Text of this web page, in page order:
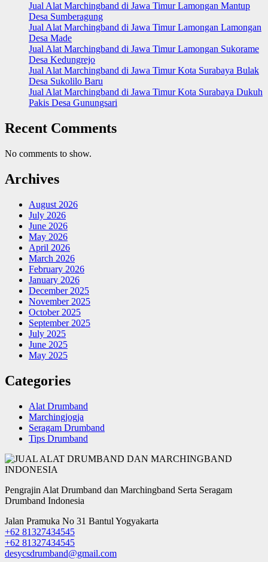
Jual Alat Marchingband di Jawa Timur Lamongan Mantup
Desa Sumberagung
Jual Alat Marchingband di Jawa Timur Lamongan Lamongan
Desa Made
Jual Alat Marchingband di Jawa Timur Lamongan Sukorame
Desa Kedungrejo
Jual Alat Marchingband di Jawa Timur Kota Surabaya Bulak
Desa Sukolilo Baru
Jual Alat Marchingband di Jawa Timur Kota Surabaya Dukuh
Pakis Desa Gunungsari
Recent Comments
No comments to show.
Archives
August 2026
July 2026
June 2026
May 2026
April 2026
March 2026
February 2026
January 2026
December 2025
November 2025
October 2025
September 2025
July 2025
June 2025
May 2025
Categories
Alat Drumband
Marchingjogja
Seragam Drumband
Tips Drumband
Pengrajin Alat Drumband dan Marchingband Serta Seragam
Drumband Indonesia
Jalan Pramuka No 31 Bantul Yogyakarta
+62 81327434545
+62 81327434545
desycsdrumband@gmail.com